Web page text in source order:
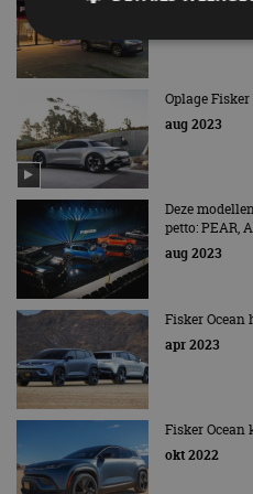
Oplage
aug 2023
Deze
petto: PEAR,
aug 2023
Fisker Ocean
apr 2023
Fisker Ocean
okt 2022
Strikt noodzakelijk
Strikt noodzakelijke cookies
kernfunctionaliteiten van
gebruikersaanmelding en
website kan niet goed
strikt noodzakelijke
Naam
cf_clearance